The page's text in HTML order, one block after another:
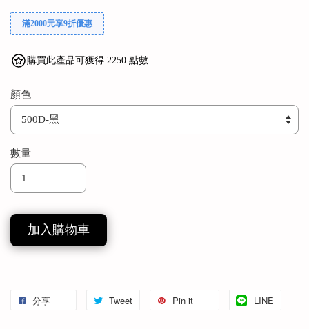
滿2000元享9折優惠
購買此產品可獲得 2250 點數
顏色
數量
加入購物車
分享 Tweet Pin it LINE